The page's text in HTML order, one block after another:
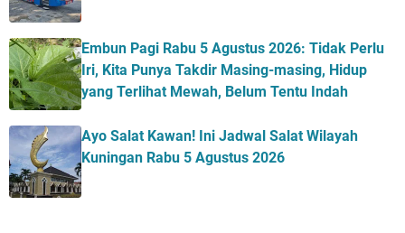
Embun Pagi Rabu 5 Agustus 2026: Tidak Perlu
Iri, Kita Punya Takdir Masing-masing, Hidup
yang Terlihat Mewah, Belum Tentu Indah
Ayo Salat Kawan! Ini Jadwal Salat Wilayah
Kuningan Rabu 5 Agustus 2026